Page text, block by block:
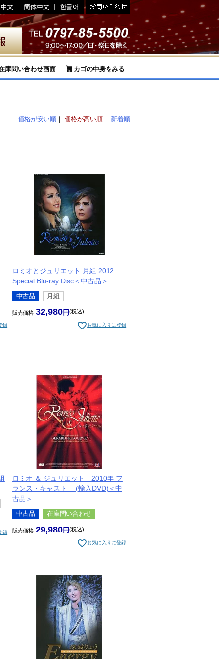
庫問い合わせ画面 カゴの中身をみる
価格が安い順 価格が高い順 新着順
録
ロミオとジュリエット 月組 2012
Special Blu-ray Disc＜中古品＞
中古品 月組
販売価格 32,980 税込
お気に入りに登録
録
ロミオ ＆ ジュリエット 2010年 フ
ランス・キャスト (輸入DVD)＜中
古品＞
中古品 在庫問い合わせ
販売価格 29,980 税込
お気に入りに登録